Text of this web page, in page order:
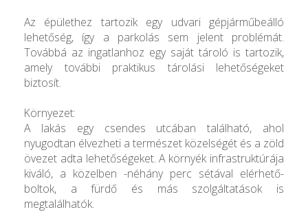
Az épülethez tartozik egy udvari gépjárműbeálló
lehetőség, így a parkolás sem jelent problémát.
Továbbá az ingatlanhoz egy saját tároló is tartozik,
amely további praktikus tárolási lehetőségeket
biztosít.
Környezet:
A lakás egy csendes utcában található, ahol
nyugodtan élvezheti a természet közelségét és a zöld
övezet adta lehetőségeket. A környék infrastruktúrája
kiváló, a közelben -néhány perc sétával elérhető-
boltok, a fürdő és más szolgáltatások is
megtalálhatók.